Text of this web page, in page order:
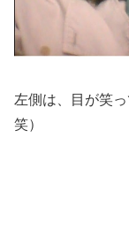
左側は、目が笑
笑）